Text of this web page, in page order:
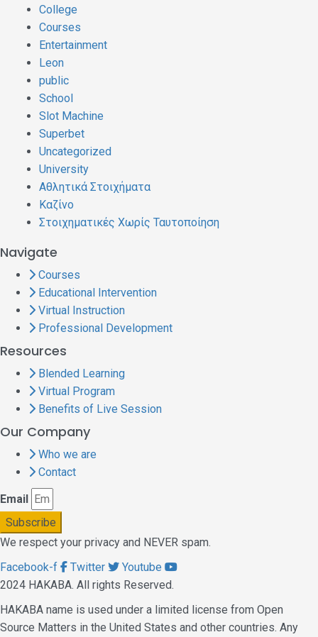
College
Courses
Entertainment
Leon
public
School
Slot Machine
Superbet
Uncategorized
University
Αθλητικά Στοιχήματα
Καζίνο
Στοιχηματικές Χωρίς Ταυτοποίηση
Navigate
Courses
Educational Intervention
Virtual Instruction
Professional Development
Resources
Blended Learning
Virtual Program
Benefits of Live Session
Our Company
Who we are
Contact
Email
Subscribe
We respect your privacy and NEVER spam.
Facebook-f
Twitter
Youtube
2024 HAKABA. All rights Reserved.
HAKABA name is used under a limited license from Open
Source Matters in the United States and other countries. Any